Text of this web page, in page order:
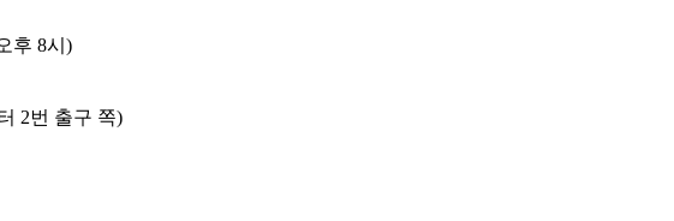
후 8시)
2번 출구 쪽)